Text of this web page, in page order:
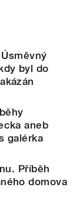
byl do
aneb
galérka
Příběh
domova